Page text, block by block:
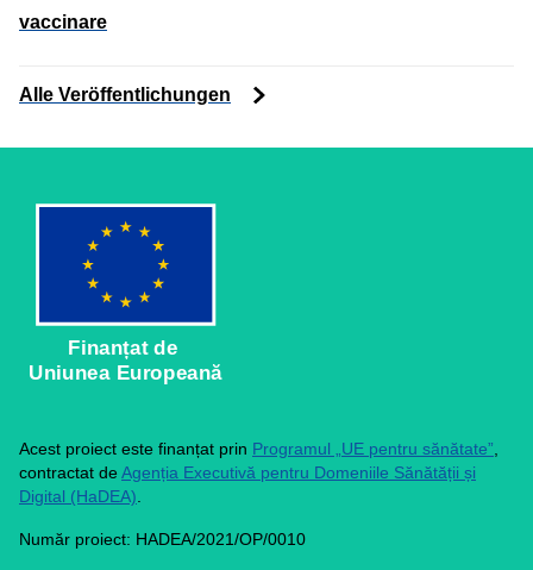
vaccinare
Alle Veröffentlichungen
Uniunea Europeană
Acest proiect este finanțat prin Programul „UE pentru sănătate”
contractat deAgenția Executivă pentru Domeniile Sănătății și
Digital (HaDEA)
Număr proiect: HADEA/2021/OP/0010